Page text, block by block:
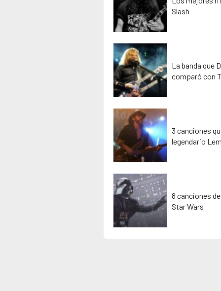
Slash
La banda que
comparó con
3 canciones
legendario
8 canciones
Star Wars